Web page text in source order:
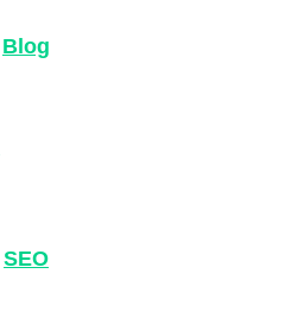
Blog
SEO